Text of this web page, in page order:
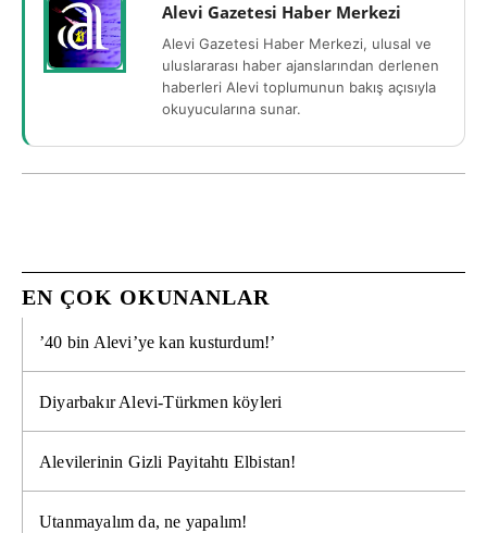
Alevi Gazetesi Haber Merkezi
Alevi Gazetesi Haber Merkezi, ulusal ve
uluslararası haber ajanslarından derlenen
haberleri Alevi toplumunun bakış açısıyla
okuyucularına sunar.
EN ÇOK OKUNANLAR
’40 bin Alevi’ye kan kusturdum!’
Diyarbakır Alevi-Türkmen köyleri
Alevilerinin Gizli Payitahtı Elbistan!
Utanmayalım da, ne yapalım!